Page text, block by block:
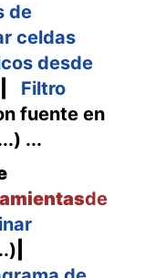
de
celdas
desde
Filtro
fuente en
...
de